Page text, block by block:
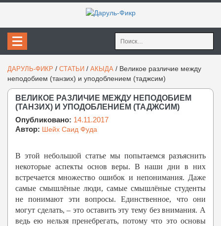
Найти:
ДАРУЛЬ-ФИКР / СТАТЬИ / АКЫДА / Великое различие между
неподобием (танзих) и уподоблением (таджсим)
ВЕЛИКОЕ РАЗЛИЧИЕ МЕЖДУ НЕПОДОБИЕМ
(ТАНЗИХ) И УПОДОБЛЕНИЕМ (ТАДЖСИМ)
Опубликовано: 14.11.2017
Автор: Шейх Саид Фуда
В этой небольшой статье мы попытаемся разъяснить
некоторые аспекты основ веры. В наши дни в них
встречается множество ошибок и непонимания. Даже
самые смышлёные люди, самые смышлёные студенты
не понимают эти вопросы. Единственное, что они
могут сделать, – это оставить эту тему без внимания. А
ведь ею нельзя пренебрегать, потому что это основы